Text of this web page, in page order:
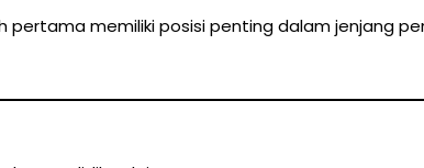
memiliki posisi penting dalam jenjang